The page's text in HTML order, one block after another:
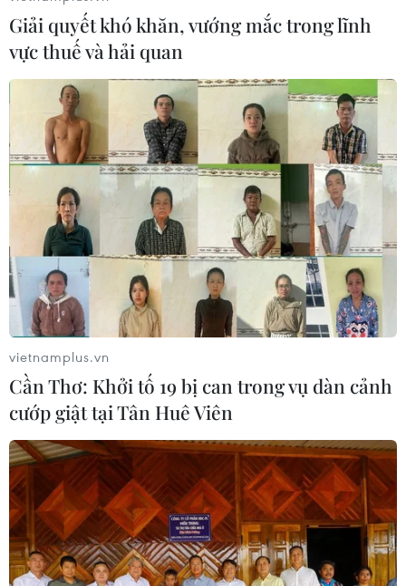
Giải quyết khó khăn, vướng mắc trong lĩnh
vực thuế và hải quan
vietnamplus.vn
Cần Thơ: Khởi tố 19 bị can trong vụ dàn cảnh
cướp giật tại Tân Huê Viên